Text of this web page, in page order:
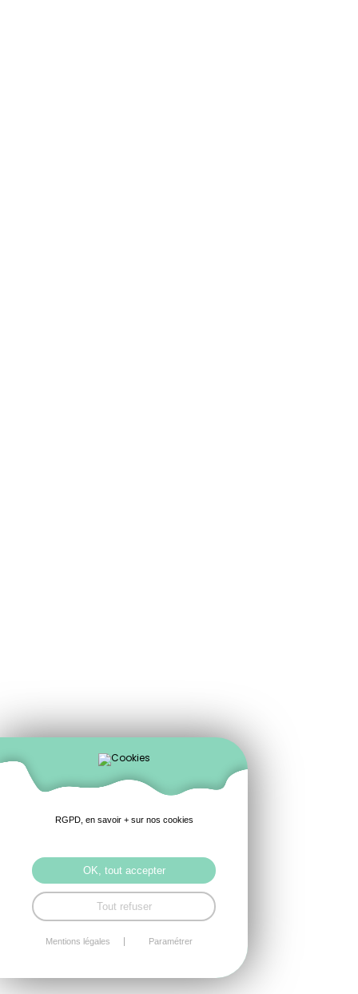
RGPD, en savoir + sur nos cookies
OK, tout accepter
Tout refuser
Mentions légales Paramétrer